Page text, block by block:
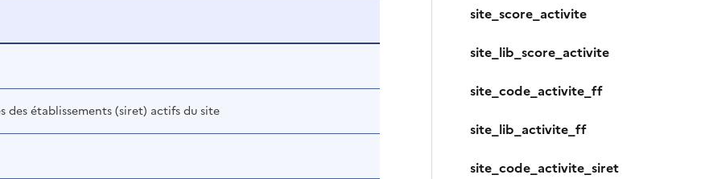
établissements (siret) actifs du site
site_score_activite
site_lib_score_activite
site_code_activite_ff
site_lib_activite_ff
site_code_activite_siret